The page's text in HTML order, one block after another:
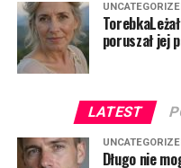
poruszał jej
LATEST
Długo nie